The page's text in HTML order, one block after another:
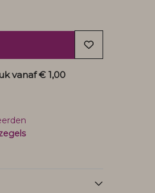
vanaf€ 1,00